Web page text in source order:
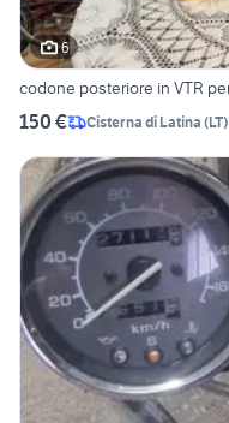
6
codone posteriore in VTR
150 € Cisterna di Latina (LT)